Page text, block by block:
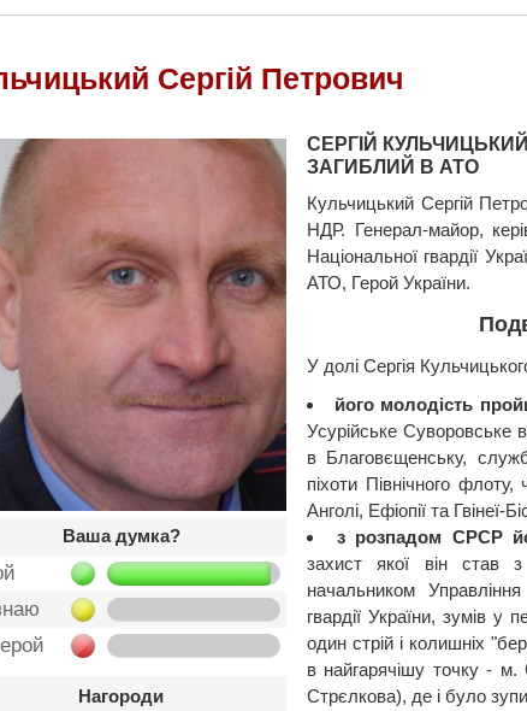
Сергій Петрович
Ваша думка?
Нагороди
СЕРГІЙ
ЗАГИБЛИЙ В АТО
Кульчицький Сергій
НДР. Генерал-майор,
Національної гвардії
АТО, Герой України.
У долі Сергія
його молодість
Усурійське Суворовське
в Благовєщенську,
піхоти Північного
Анголі, Ефіопії та Гвінеї-
з розпадом СРСР
захист якої він став
начальником
гвардії України, зумів у
один стрій і колишніх
в найгарячішу точку - м.
Стрєлкова), де і було